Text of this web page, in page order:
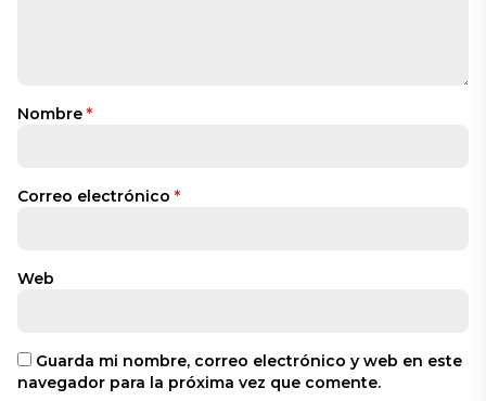
Nombre *
Correo electrónico *
Web
Guarda mi nombre, correo electrónico y web en este
navegador para la próxima vez que comente.